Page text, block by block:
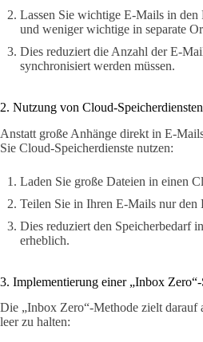
Lassen Sie wichtige E-Mails in den
und weniger wichtige in separate
Dies reduziert die Anzahl der E-
synchronisiert werden müssen.
2. Nutzung von Cloud-
Anstatt große Anhänge direkt in E-
Sie Cloud-Speicherdienste nutzen:
Laden Sie große Dateien in einen
Teilen Sie in Ihren E-Mails nur den
Dies reduziert den Speicherbedarf
erheblich.
3. Implementierung einer „Inbox Zero“-
Die „Inbox Zero“-Methode zielt darauf
leer zu halten: